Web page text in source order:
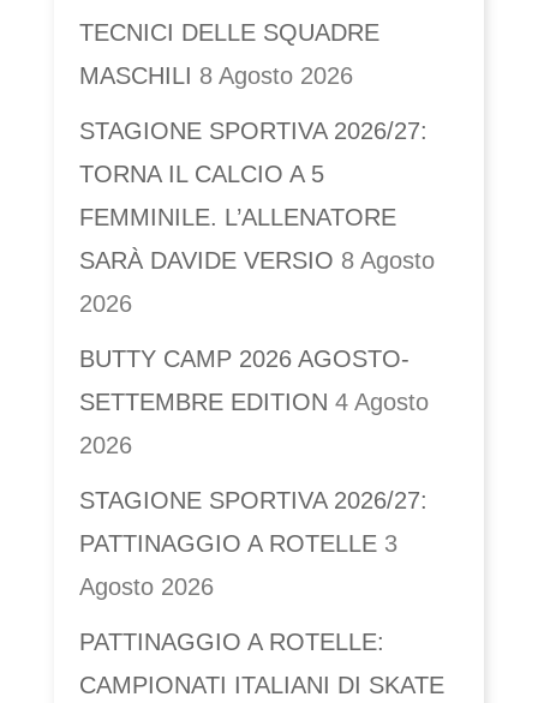
TECNICI DELLE SQUADRE
MASCHILI 8 Agosto 2026
STAGIONE SPORTIVA 2026/27:
TORNA IL CALCIO A 5
FEMMINILE. L’ALLENATORE
SARÀ DAVIDE VERSIO 8 Agosto
2026
BUTTY CAMP 2026 AGOSTO-
SETTEMBRE EDITION 4 Agosto
2026
STAGIONE SPORTIVA 2026/27:
PATTINAGGIO A ROTELLE 3
Agosto 2026
PATTINAGGIO A ROTELLE:
CAMPIONATI ITALIANI DI SKATE